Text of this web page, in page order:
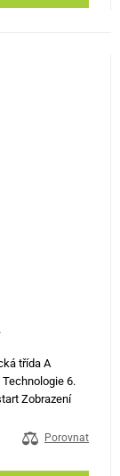
třída A
6.
Zobrazení
Porovnat